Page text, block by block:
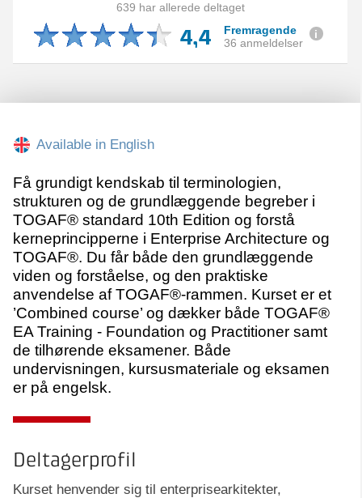
639 har allerede deltaget
4,4
Fremragende
36 anmeldelser
Available in English
Få grundigt kendskab til terminologien,
strukturen og de grundlæggende begreber i
TOGAF® standard 10th Edition og forstå
kerneprincipperne i Enterprise Architecture og
TOGAF®. Du får både den grundlæggende
viden og forståelse, og den praktiske
anvendelse af TOGAF®-rammen. Kurset er et
’Combined course’ og dækker både TOGAF®
EA Training - Foundation og Practitioner samt
de tilhørende eksamener. Både
undervisningen, kursusmateriale og eksamen
er på engelsk.
Deltagerprofil
Kurset henvender sig til enterprisearkitekter,